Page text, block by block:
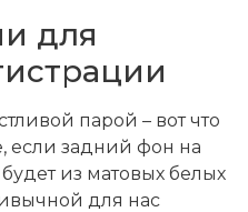
для
парой – вот что
если задний фон на
из матовых белых
для нас